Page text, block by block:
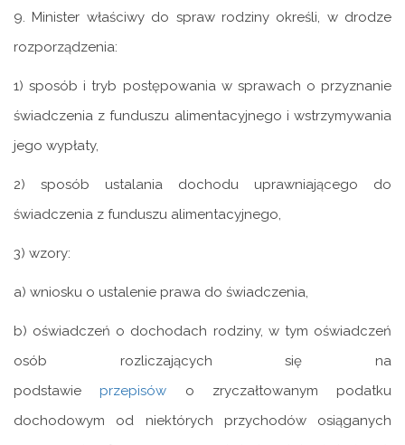
9. Minister właściwy do spraw rodziny określi, w drodze
rozporządzenia:
1) sposób i tryb postępowania w sprawach o przyznanie
świadczenia z funduszu alimentacyjnego i wstrzymywania
jego wypłaty,
2) sposób ustalania dochodu uprawniającego do
świadczenia z funduszu alimentacyjnego,
3) wzory:
a) wniosku o ustalenie prawa do świadczenia,
b) oświadczeń o dochodach rodziny, w tym oświadczeń
osób rozliczających się na
podstawie przepisów o zryczałtowanym podatku
dochodowym od niektórych przychodów osiąganych